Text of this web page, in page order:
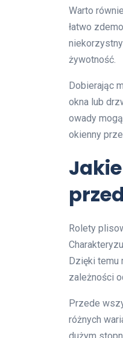
Warto
łatwo
żywotność.
Dobierając
okna lub
owady
okienny
Rolety
Dzięki temu
zależności
Przede
różnych